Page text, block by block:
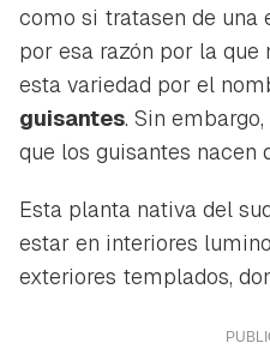
como si tratasen de una
por esa razón por la
esta variedad por el
guisantes. Sin
que los guisantes nacen
Esta planta nativa del
estar en interiores
exteriores templados,